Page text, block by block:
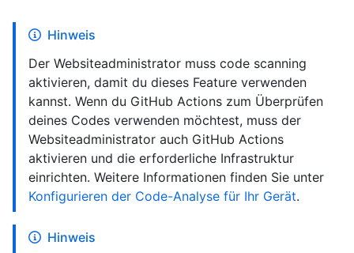
Hinweis
Der Websiteadministrator muss code scanning
aktivieren, damit du dieses Feature verwenden
kannst. Wenn du GitHub Actions zum Überprüfen
deines Codes verwenden möchtest, muss der
Websiteadministrator auch GitHub Actions
aktivieren und die erforderliche Infrastruktur
einrichten. Weitere Informationen finden Sie unter
Konfigurieren der Code-Analyse für Ihr Gerät.
Hinweis